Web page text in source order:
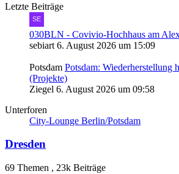
Letzte Beiträge
030BLN - Covivio-Hochhaus am
sebiart 6. August 2026 um 15:09
Potsdam Potsdam: Wiederherstellung
(Projekte)
Ziegel 6. August 2026 um 09:58
Unterforen
City-Lounge Berlin/Potsdam
Dresden
69 Themen , 23k Beiträge